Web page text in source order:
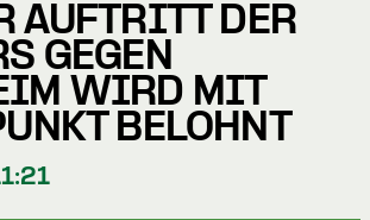
AUFTRITT DER
GEGEN
WIRD MIT
BELOHNT